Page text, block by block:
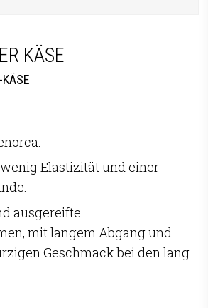
KÄSE
Elastizität und einer
ausgereifte
mit langem Abgang und
Geschmack bei den lang